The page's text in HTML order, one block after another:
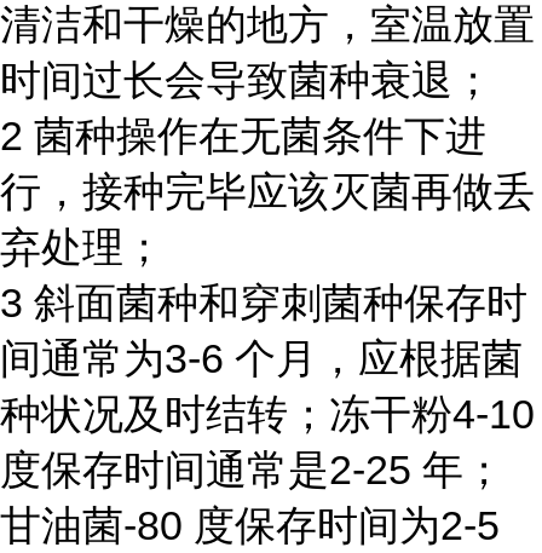
清洁和干燥的地方，室温放置
时间过长会导致菌种衰退；
2 菌种操作在无菌条件下进
行，接种完毕应该灭菌再做丢
弃处理；
3 斜面菌种和穿刺菌种保存时
间通常为3-6 个月，应根据菌
种状况及时结转；冻干粉4-10
度保存时间通常是2-25 年；
甘油菌-80 度保存时间为2-5